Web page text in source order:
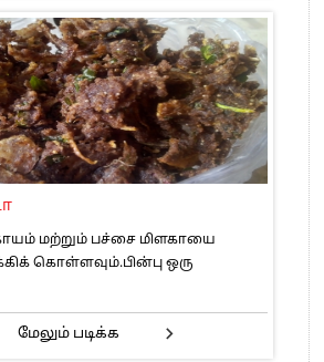
மற்றும் பச்சை மிளகாயை
கொள்ளவும்.பின்பு ஒரு
மேலும் படிக்க